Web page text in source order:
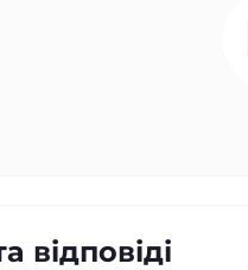
відповіді